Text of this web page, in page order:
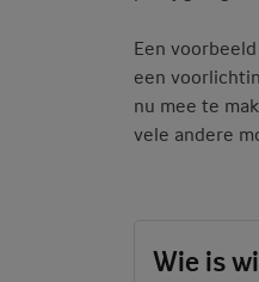
Een
een
nu mee te
vele andere
Wie is